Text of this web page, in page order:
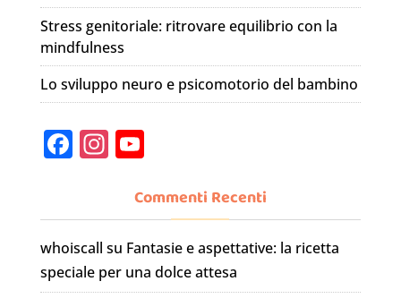
Stress genitoriale: ritrovare equilibrio con la
mindfulness
Lo sviluppo neuro e psicomotorio del bambino
F
e
b
o
In
gr
a
m
Y
u
T
u
b
Commenti Recenti
whoiscall su Fantasie e aspettative: la ricetta
speciale per una dolce attesa